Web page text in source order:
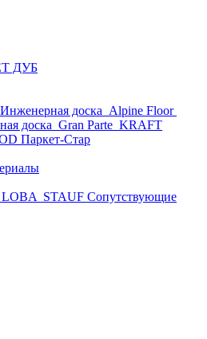
ДУБ
доска Alpine Floor
доска Gran Parte KRAFT
Паркет-Стар
LOBA STAUF Сопутствующие